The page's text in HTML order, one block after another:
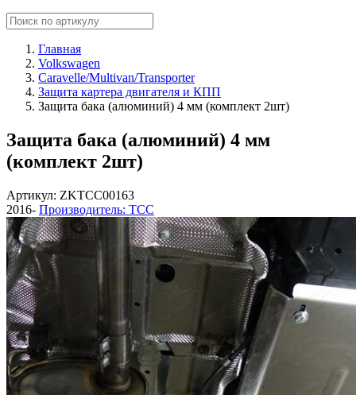
Главная
Volkswagen
Caravelle/Multivan/Transporter
Защита картера двигателя и КПП
Защита бака (алюминий) 4 мм (комплект 2шт)
Защита бака (алюминий) 4 мм
(комплект 2шт)
Артикул: ZKTCC00163
2016- Производитель: ТСС